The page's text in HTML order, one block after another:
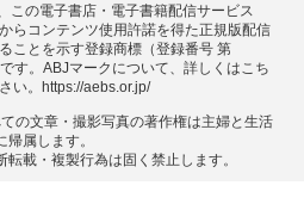
この電子書店・電子書籍配信サービス
らコンテンツ使用許諾を得た正規版配信
ことを示す登録商標（登録番号 第
す。ABJマークについて、詳しくはこち
い。
https://aebs.or.jp/
の⽂章・撮影写真の著作権は主婦と⽣活
帰属します。
載・複製⾏為は固く禁⽌します。